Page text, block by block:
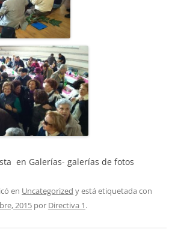
en Galerías- galerías de fotos
en Uncategorized y está etiquetada con
2015 por Directiva 1.